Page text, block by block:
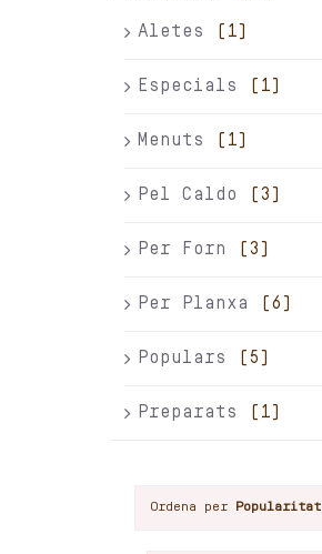
Aletes (1)
Especials (1)
Menuts (1)
Pel Caldo (3)
Per Forn (3)
Per Planxa (6)
Populars (5)
Preparats (1)
Ordena per Popularitat